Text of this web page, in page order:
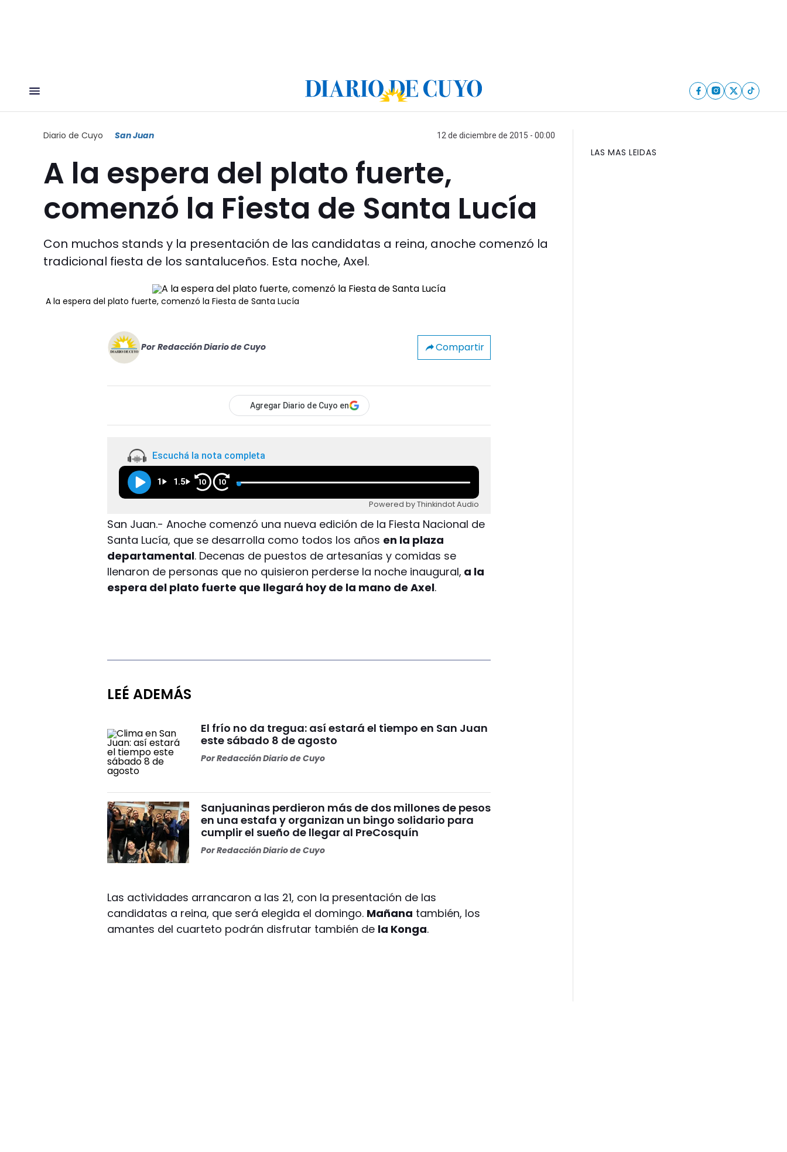
Diario de Cuyo San Juan 12 de diciembre de 2015 - 00:00
A la espera del plato fuerte,
comenzó la Fiesta de Santa Lucía
Con muchos stands y la presentación de las candidatas a reina, anoche comenzó la
tradicional fiesta de los santaluceños. Esta noche, Axel.
A la espera del plato fuerte, comenzó la Fiesta de Santa Lucía
Por Redacción Diario de Cuyo Compartir
Agregar Diario de Cuyo en
Escuchá la nota completa
1 1.5 10 10
Powered by Thinkindot Audio
San Juan.- Anoche comenzó una nueva edición de la Fiesta Nacional de
Santa Lucía, que se desarrolla como todos los años en la plaza
departamental. Decenas de puestos de artesanías y comidas se
llenaron de personas que no quisieron perderse la noche inaugural, a la
espera del plato fuerte que llegará hoy de la mano de Axel.
LEÉ ADEMÁS
El frío no da tregua: así estará el tiempo en San Juan
este sábado 8 de agosto
PorRedacción Diario de Cuyo
Sanjuaninas perdieron más de dos millones de pesos
en una estafa y organizan un bingo solidario para
cumplir el sueño de llegar al PreCosquín
PorRedacción Diario de Cuyo
Las actividades arrancaron a las 21, con la presentación de las
candidatas a reina, que será elegida el domingo. Mañana también, los
amantes del cuarteto podrán disfrutar también de la Konga.
LAS MAS LEIDAS